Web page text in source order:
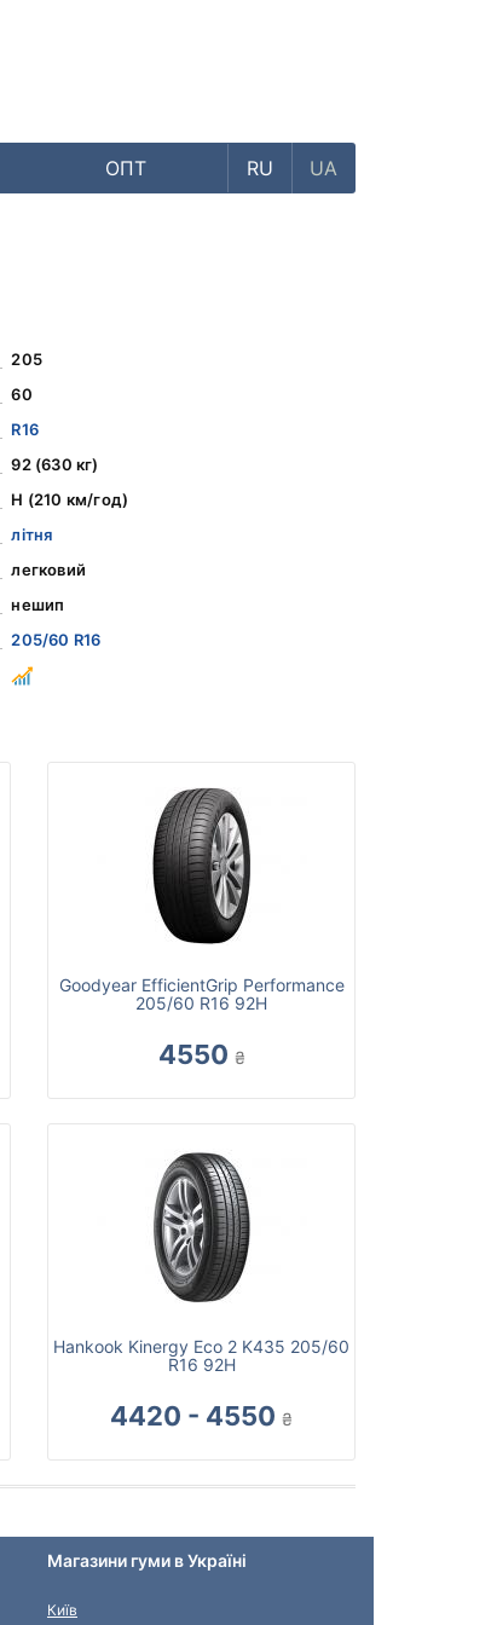
ОПТ RU UA
205
60
R16
92 (630 кг)
H (210 км/год)
літня
легковий
нешип
205/60 R16
Goodyear EfficientGrip Performance
205/60 R16 92H
4550 ₴
Hankook Kinergy Eco 2 K435 205/60
R16 92H
4420 - 4550 ₴
Магазини гуми в Україні
Київ